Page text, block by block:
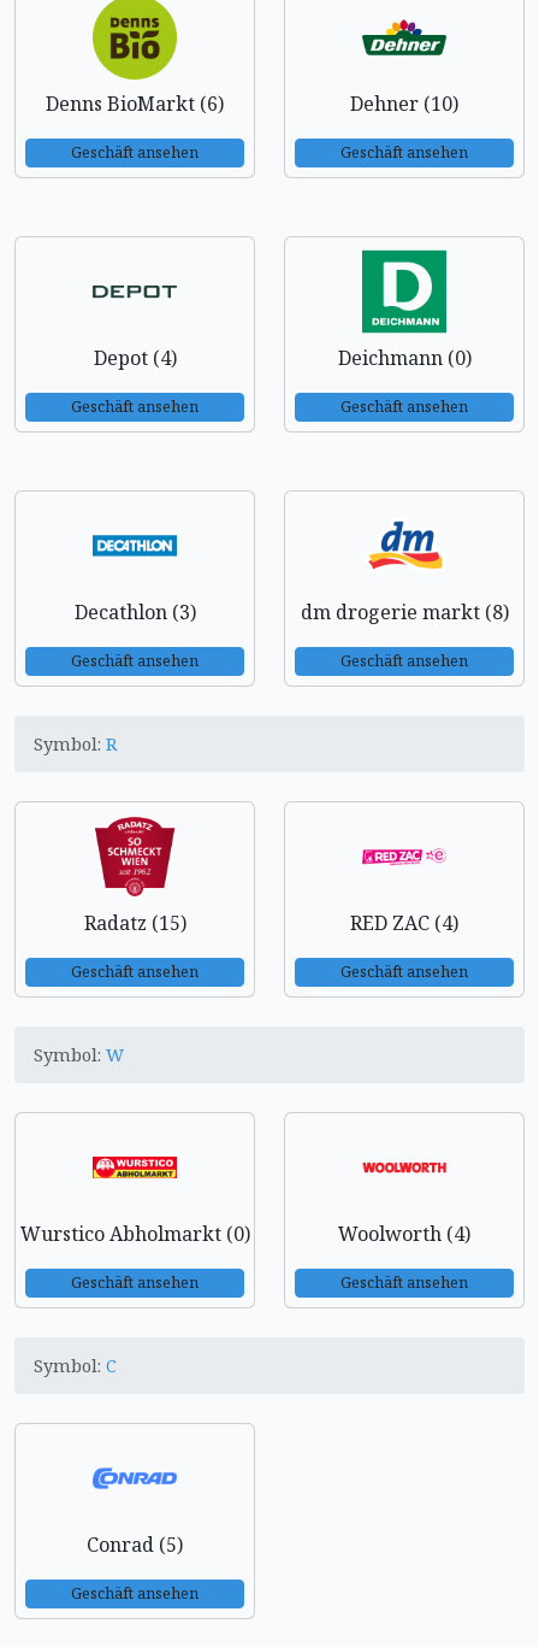
Denns BioMarkt (6)
Geschäft ansehen
Dehner (10)
Geschäft ansehen
Depot (4)
Geschäft ansehen
Deichmann (0)
Geschäft ansehen
Decathlon (3)
Geschäft ansehen
dm drogerie markt (8)
Geschäft ansehen
Symbol: R
Radatz (15)
Geschäft ansehen
RED ZAC (4)
Geschäft ansehen
Symbol: W
Wurstico Abholmarkt (0)
Geschäft ansehen
Woolworth (4)
Geschäft ansehen
Symbol: C
Conrad (5)
Geschäft ansehen